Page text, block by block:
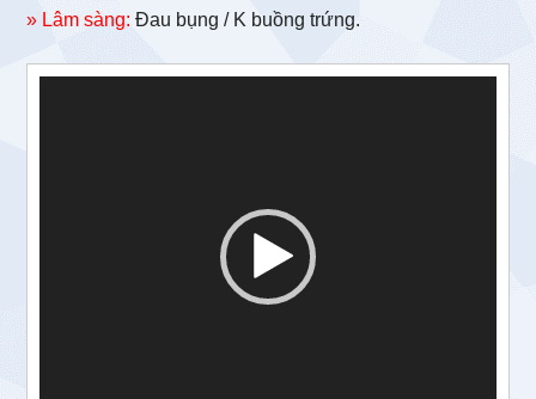
» Lâm sàng: Đau bụng / K buồng trứng.